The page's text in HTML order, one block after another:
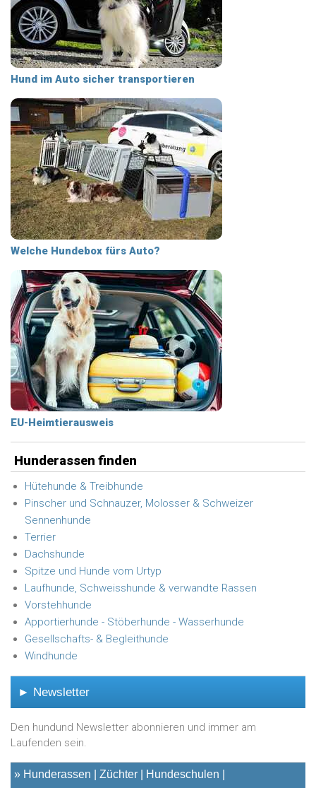
Hund im Auto sicher transportieren
Welche Hundebox fürs Auto?
EU-Heimtierausweis
Hunderassen finden
Hütehunde & Treibhunde
Pinscher und Schnauzer, Molosser & Schweizer
Sennenhunde
Terrier
Dachshunde
Spitze und Hunde vom Urtyp
Laufhunde, Schweisshunde & verwandte Rassen
Vorstehhunde
Apportierhunde - Stöberhunde - Wasserhunde
Gesellschafts- & Begleithunde
Windhunde
► Newsletter
Den hundund Newsletter abonnieren und immer am
Laufenden sein.
» Hunderassen Züchter Hundeschulen